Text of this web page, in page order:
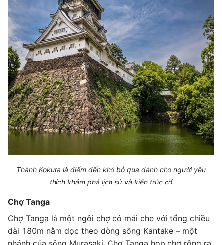
Thành Kokura là điểm đến khó bỏ qua dành cho người yêu
thích khám phá lịch sử và kiến trúc cổ
Chợ Tanga
Chợ Tanga là một ngôi chợ có mái che với tổng chiều
dài 180m nằm dọc theo dòng sông Kantake – một
nhánh của sông Murasaki. Chợ Tanga họp chợ rộng ra